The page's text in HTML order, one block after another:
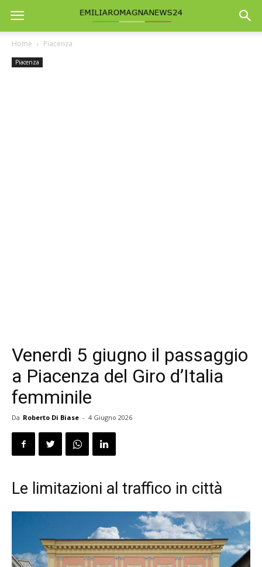
Home Piacenza
Piacenza
Venerdì 5 giugno il passaggio
a Piacenza del Giro d’Italia
femminile
Da Roberto Di Biase - 4 Giugno 2026
Le limitazioni al traffico in città